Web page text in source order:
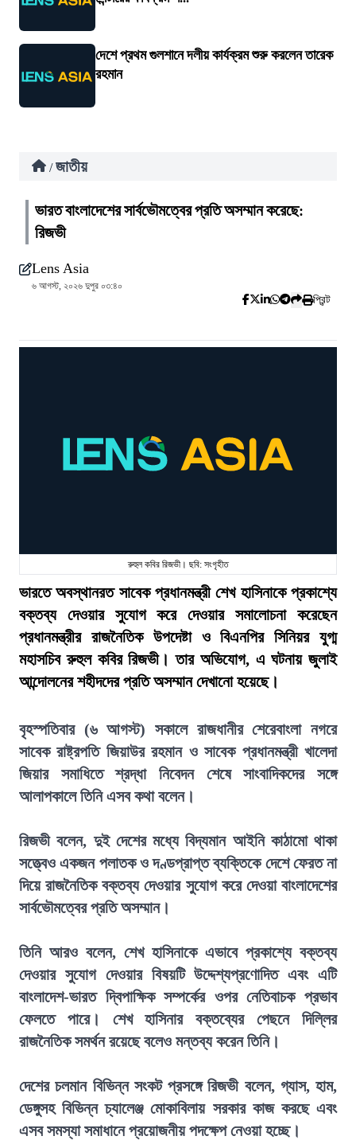
দেশে প্রথম গুলশানে দলীয় কার্যক্রম শুরু করলেন তারেক
রহমান
/ জাতীয়
ভারত বাংলাদেশের সার্বভৌমত্বের প্রতি অসম্মান করেছে:
রিজভী
Lens Asia
৬ আগস্ট, ২০২৬ দুপুর ০৩:৪০
প্রিন্ট
রুহুল কবির রিজভী। ছবি: সংগৃহীত
ভারতে অবস্থানরত সাবেক প্রধানমন্ত্রী শেখ হাসিনাকে প্রকাশ্যে
বক্তব্য দেওয়ার সুযোগ করে দেওয়ার সমালোচনা করেছেন
প্রধানমন্ত্রীর রাজনৈতিক উপদেষ্টা ও বিএনপির সিনিয়র যুগ্ম
মহাসচিব রুহুল কবির রিজভী। তার অভিযোগ, এ ঘটনায় জুলাই
আন্দোলনের শহীদদের প্রতি অসম্মান দেখানো হয়েছে।
বৃহস্পতিবার (৬ আগস্ট) সকালে রাজধানীর শেরেবাংলা নগরে
সাবেক রাষ্ট্রপতি জিয়াউর রহমান ও সাবেক প্রধানমন্ত্রী খালেদা
জিয়ার সমাধিতে শ্রদ্ধা নিবেদন শেষে সাংবাদিকদের সঙ্গে
আলাপকালে তিনি এসব কথা বলেন।
রিজভী বলেন, দুই দেশের মধ্যে বিদ্যমান আইনি কাঠামো থাকা
সত্ত্বেও একজন পলাতক ও দণ্ডপ্রাপ্ত ব্যক্তিকে দেশে ফেরত না
দিয়ে রাজনৈতিক বক্তব্য দেওয়ার সুযোগ করে দেওয়া বাংলাদেশের
সার্বভৌমত্বের প্রতি অসম্মান।
তিনি আরও বলেন, শেখ হাসিনাকে এভাবে প্রকাশ্যে বক্তব্য
দেওয়ার সুযোগ দেওয়ার বিষয়টি উদ্দেশ্যপ্রণোদিত এবং এটি
বাংলাদেশ-ভারত দ্বিপাক্ষিক সম্পর্কের ওপর নেতিবাচক প্রভাব
ফেলতে পারে। শেখ হাসিনার বক্তব্যের পেছনে দিল্লির
রাজনৈতিক সমর্থন রয়েছে বলেও মন্তব্য করেন তিনি।
দেশের চলমান বিভিন্ন সংকট প্রসঙ্গে রিজভী বলেন, গ্যাস, হাম,
ডেঙ্গুসহ বিভিন্ন চ্যালেঞ্জ মোকাবিলায় সরকার কাজ করছে এবং
এসব সমস্যা সমাধানে প্রয়োজনীয় পদক্ষেপ নেওয়া হচ্ছে।